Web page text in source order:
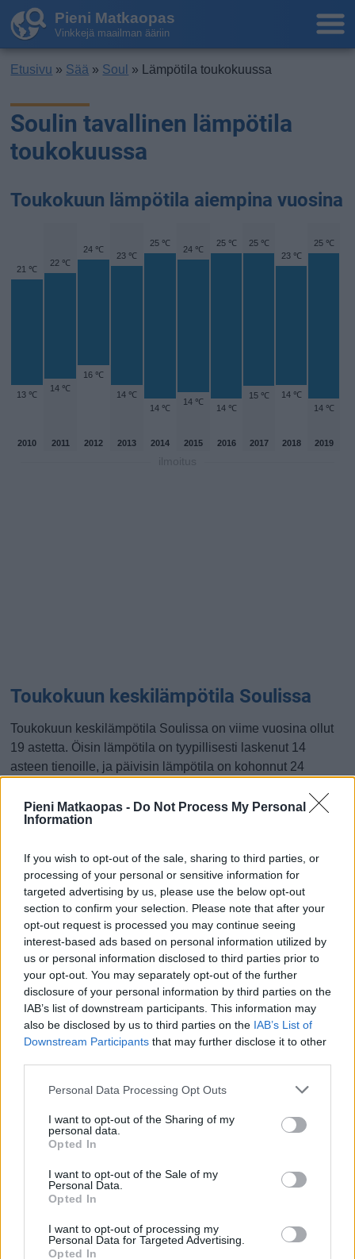
Pieni Matkaopas - Do Not Process My Personal
Information
If you wish to opt-out of the sale, sharing to third parties, or
processing of your personal or sensitive information for
targeted advertising by us, please use the below opt-out
section to confirm your selection. Please note that after your
opt-out request is processed you may continue seeing
interest-based ads based on personal information utilized by
us or personal information disclosed to third parties prior to
your opt-out. You may separately opt-out of the further
disclosure of your personal information by third parties on the
IAB’s list of downstream participants. This information may
also be disclosed by us to third parties on the IAB’s List of
Downstream Participants that may further disclose it to other
Personal Data Processing Opt Outs
I want to opt-out of the Sharing of my
personal data.
Opted In
I want to opt-out of the Sale of my
Personal Data.
Opted In
I want to opt-out of processing my
Personal Data for Targeted Advertising.
Opted In
Pieni Matkaopas
Vinkkejä maailman ääriin
Etusivu » Sää » Soul » Lämpötila toukokuussa
Soulin tavallinen lämpötila
toukokuussa
Toukokuun lämpötila aiempina vuosina
21 ℃
13 ℃
22 ℃
14 ℃
24 ℃
16 ℃
23 ℃
14 ℃
25 ℃
14 ℃
24 ℃
14 ℃
25 ℃
14 ℃
25 ℃
15 ℃
23 ℃
14 ℃
25 ℃
14 ℃
2010 2011 2012 2013 2014 2015 2016 2017 2018 2019
Toukokuun keskilämpötila Soulissa
Toukokuun keskilämpötila Soulissa on viime vuosina ollut
19 astetta. Öisin lämpötila on tyypillisesti laskenut 14
asteen tienoille, ja päivisin lämpötila on kohonnut 24
miten lämmin sää Soulissa on keskimäärin ollut
toukokuussa viime vuosina ja vaihteluväli, jolla lämpötila
Hetkellisesti Soulissa on silti koettu tätäkin kylmempiä ja
lämpimämpiä toukokuisia päiviä. Esimerkiksi vuoden 2010
toukokuussa lämpötila käväisi alimmillaan 6 asteessa ja
toisaalta vuonna 2014 toukokuussa hätyyteltiin eräänä
poikkeuksellisen lämpimänä päivänä 33 asteen lukemia.
Entä muut kuukaudet? Miten lämmintä
Soulissa on ollut...
Tammikuussa Helmikuussa Maaliskuussa
Lokakuussa Marraskuussa
Kiinnostavatko sademäärät?
Katso miten paljon
aikaisempina vuosina.